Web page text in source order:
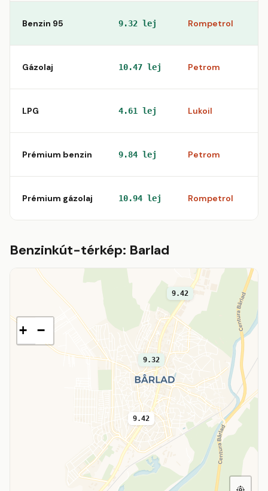
Benzin 95 9.32 lej Rompetrol
Gázolaj 10.47 lej Petrom
LPG 4.61 lej Lukoil
Prémium benzin 9.84 lej Petrom
Prémium gázolaj 10.94 lej Rompetrol
Benzinkút-térkép: Barlad
9.32
9.42
9.42
+ −